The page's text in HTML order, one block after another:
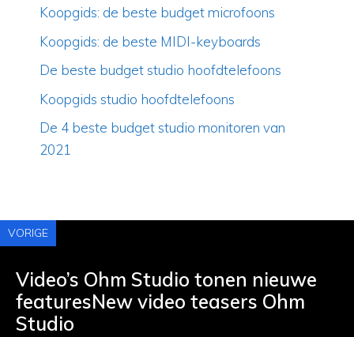
Koopgids: de beste budget microfoons
Koopgids: de beste MIDI-keyboards
De beste budget studio hoofdtelefoons
Koopgids studio hoofdtelefoons
De 4 beste budget studio monitoren van
2021
VORIGE
Video’s Ohm Studio tonen nieuwe
featuresNew video teasers Ohm
Studio